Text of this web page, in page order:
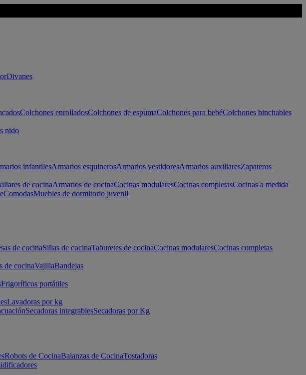
Divanes
Colchones enrolladosColchones de espumaColchones para bebéColchones hinchables
nido
infantilesArmarios esquinerosArmarios vestidoresArmarios auxiliaresZapateros
de cocinaArmarios de cocinaCocinas modularesCocinas completasCocinas a medida
ComodasMuebles de dormitorio juvenil
de cocinaSillas de cocinaTaburetes de cocinaCocinas modularesCocinas completas
de cocinaVajillaBandejas
Frigoríficos portátiles
Lavadoras por kg
Secadoras integrablesSecadoras por Kg
Robots de CocinaBalanzas de CocinaTostadoras